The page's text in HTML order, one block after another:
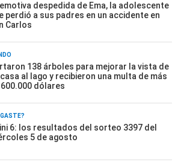
emotiva despedida de Ema, la adolescente
perdió a sus padres en un accidente en
Carlos
138 árboles para mejorar la vista de
al lago y recibieron una multa de más
dólares
6: los resultados del sorteo 3397 del
5 de agosto